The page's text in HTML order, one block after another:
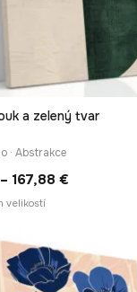
RYCHLÉ ZOBRAZENÍ
a zelený tvar
· Abstrakce
– 167,88 €
až
167,88 €
velikostí